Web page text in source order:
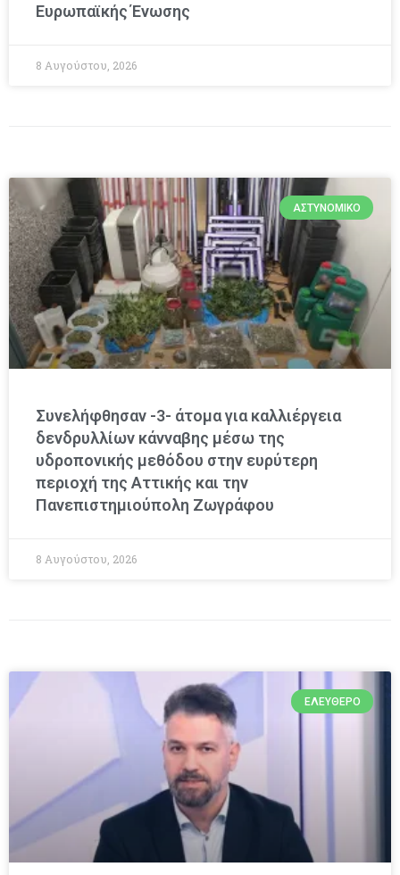
Ευρωπαϊκής Ένωσης
8 Αυγούστου, 2026
ΑΣΤΥΝΟΜΙΚΌ
Συνελήφθησαν -3- άτομα για καλλιέργεια
δενδρυλλίων κάνναβης μέσω της
υδροπονικής μεθόδου στην ευρύτερη
περιοχή της Αττικής και την
Πανεπιστημιούπολη Ζωγράφου
8 Αυγούστου, 2026
ΕΛΕΎΘΕΡΟ